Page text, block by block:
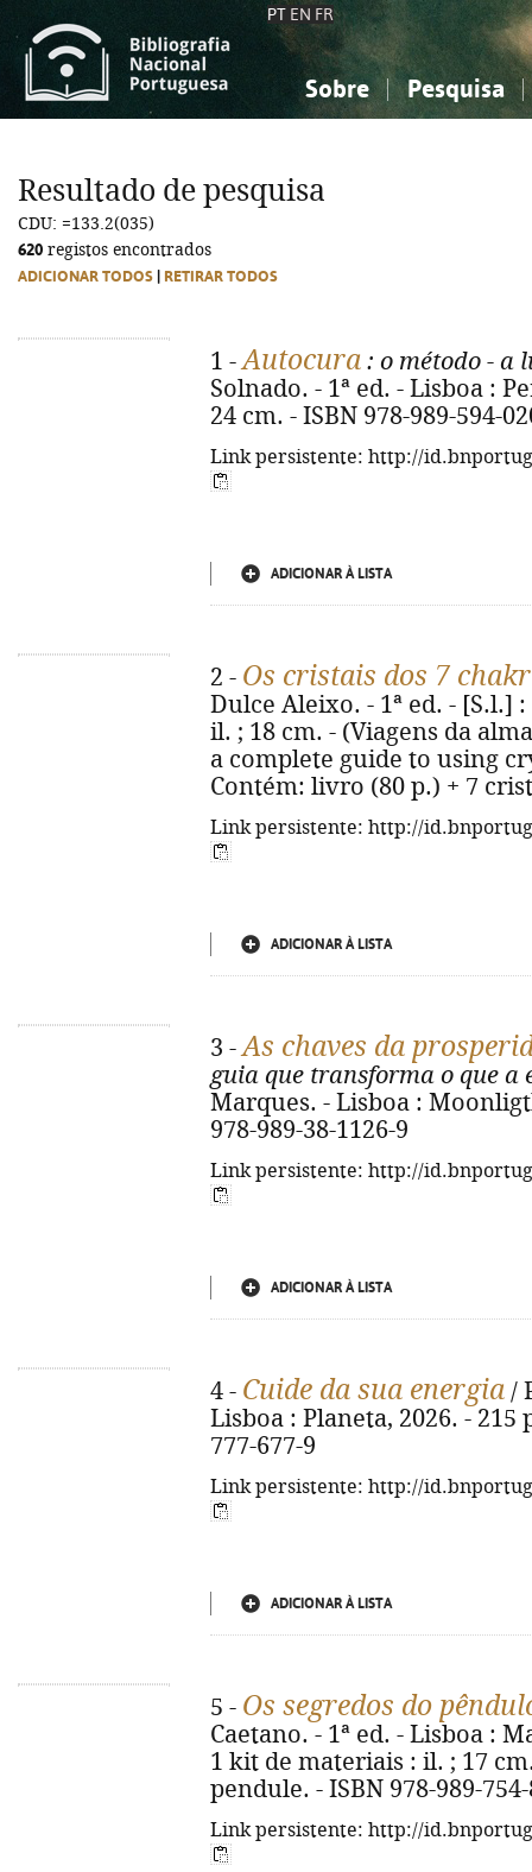
PT EN FR
Sobre Pesquisa
Ciências sociais...
Ciências sociais...
Resultado de pesquisa
CDU: =133.2(035)
620 registos encontrados
ADICIONAR TODOS RETIRAR TODOS
1 -Autocura : o método - a
Solnado. - 1ª ed. - Lisboa :
24 cm. - ISBN 978-989-594-
Link persistente: http://
ADICIONAR À LISTA
2 - Os cristais dos 7
Dulce Aleixo. - 1ª ed. - [S.l.]
il. ; 18 cm. - (Viagens da
a complete guide to using
Contém: livro (80 p.) + 7
Link persistente: http://
ADICIONAR À LISTA
3 -As chaves da
guia que transforma o que a
Marques. - Lisboa :
978-989-38-1126-9
Link persistente: http://
ADICIONAR À LISTA
4 - Cuide da sua energia /
Lisboa : Planeta, 2026. - 215
777-677-9
Link persistente: http://
ADICIONAR À LISTA
5 - Os segredos do
Caetano. - 1ª ed. - Lisboa :
1 kit de materiais : il. ; 17
pendule. - ISBN 978-989-
Link persistente: http://